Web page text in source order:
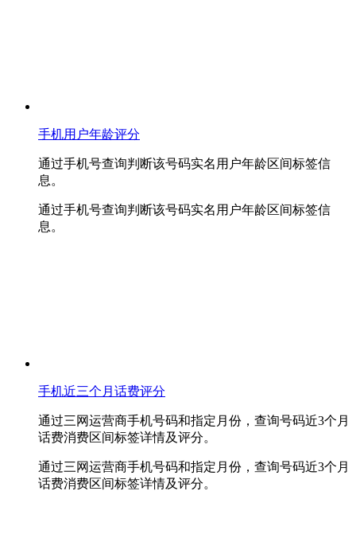
手机用户年龄评分
通过手机号查询判断该号码实名用户年龄区间标签信
息。
通过手机号查询判断该号码实名用户年龄区间标签信
息。
手机近三个月话费评分
通过三网运营商手机号码和指定月份，查询号码近3个月
话费消费区间标签详情及评分。
通过三网运营商手机号码和指定月份，查询号码近3个月
话费消费区间标签详情及评分。